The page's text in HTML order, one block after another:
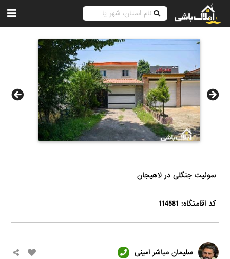
سوئیت جنگلی در لاهیجان
کد اقامتگاه: 114581
سلیمان مباشر امینی